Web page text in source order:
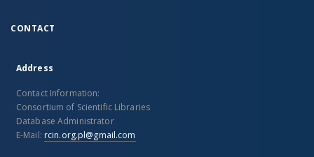
CONTACT
Address
Contact Information:
Consortium of Scientific Libraries
Database Administrator
E-Mail: rcin.org.pl@gmail.com